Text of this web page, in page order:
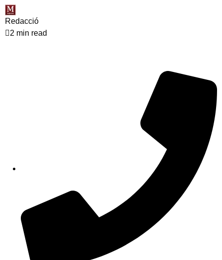
Redacció
2 min read